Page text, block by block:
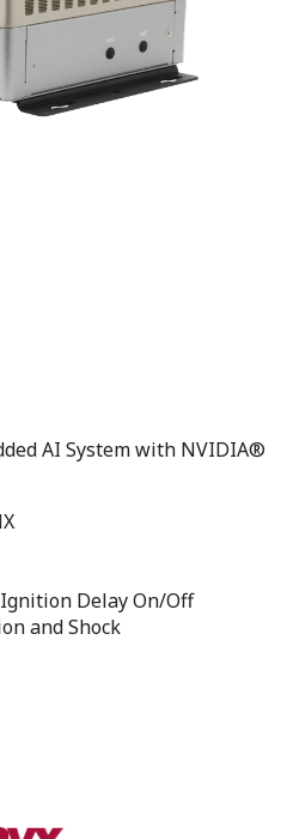
AI System with NVIDIA®
Ignition Delay On/Off
and Shock